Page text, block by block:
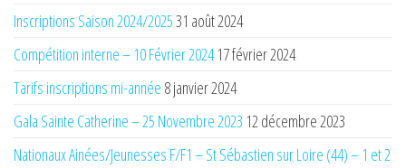
Inscriptions Saison 2024/202531 août 2024
Compétition interne – 10 Février 2024 17 février 2024
Tarifs inscriptions mi-année 8 janvier 2024
Gala Sainte Catherine – 25 Novembre 2023 12 décembre 2023
Nationaux Ainées/Jeunesses F/F1 – St Sébastien sur Loire (44) – 1 et 2